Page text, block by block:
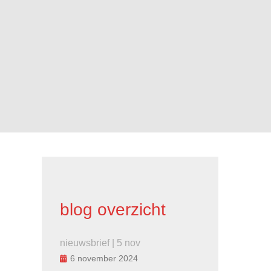
blog overzicht
nieuwsbrief | 5 nov
6 november 2024